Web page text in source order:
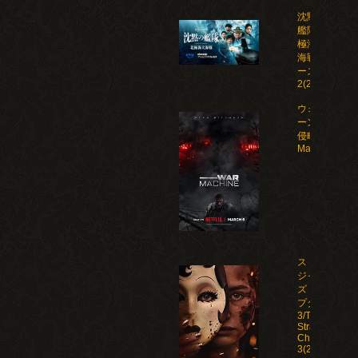
沈黙の
艦隊 北
極海大
海戦 シ
ーズン
2(2026)
ウォー・マシ
ーン: 未知な
侵略者/War
ストレン
ジャー
ズ：チャ
プター
3/The
Strangers:
Chapter
3(2026)